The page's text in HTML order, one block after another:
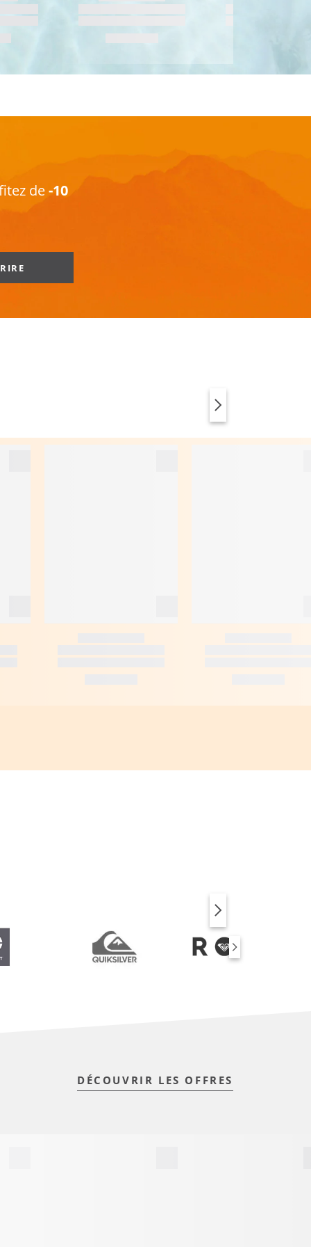
de-10
SUP & ACCESSOIRES
DÉCOUVRIR LES OFFRES